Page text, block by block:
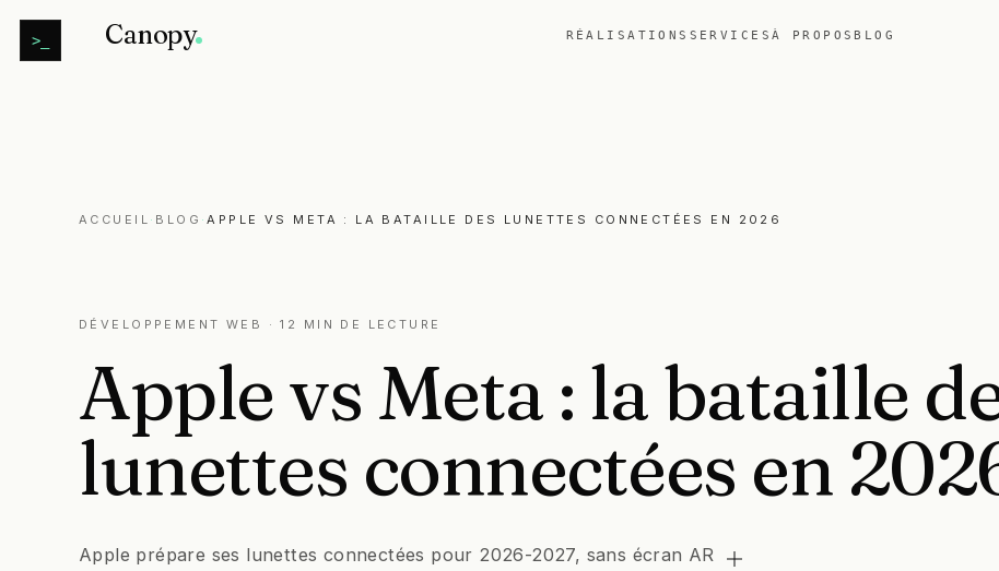
>_ Canopy RÉALISATIONS SERVICES À PROPOS BLOG
ACCUEIL · BLOG ·APPLE VS META : LA BATAILLE DES LUNETTES CONNECTÉES EN 2026
DÉVELOPPEMENT WEB · 12 MIN DE LECTURE
Applevs Meta : labataille
lunettes connectées en
Apple prépare ses lunettes connectées pour 2026-2027, sans écran AR